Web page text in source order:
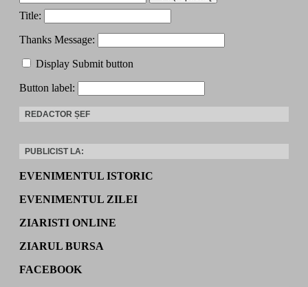
Title:
Thanks Message:
Display Submit button
Button label:
REDACTOR ȘEF
PUBLICIST LA:
EVENIMENTUL ISTORIC
EVENIMENTUL ZILEI
ZIARISTI ONLINE
ZIARUL BURSA
FACEBOOK